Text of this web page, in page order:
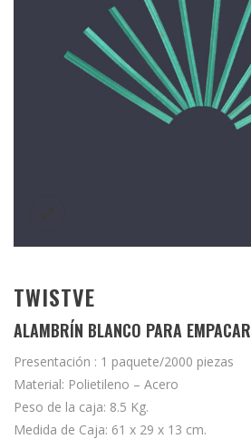
TWISTVE
ALAMBRÍN BLANCO PARA EMPACAR
Presentación : 1 paquete/2000 piezas
Material: Polietileno – Acero
Peso de la caja: 8.5 Kg.
Medida de Caja: 61 x 29 x 13 cm.